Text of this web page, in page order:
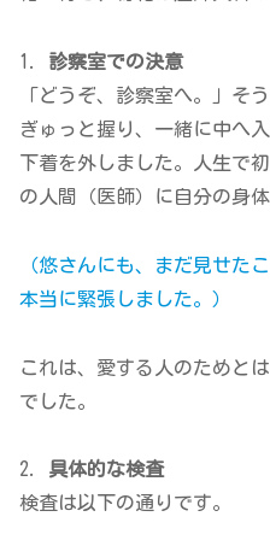
1. 診察室での決意
「どうぞ、診察室へ。」そ
ぎゅっと握り、一緒に中へ
下着を外しました。人生で
の人間（医師）に自分の身
（悠さんにも、まだ見せた
本当に緊張しました。）
これは、愛する人のためと
でした。
2. 具体的な検査
検査は以下の通りです。